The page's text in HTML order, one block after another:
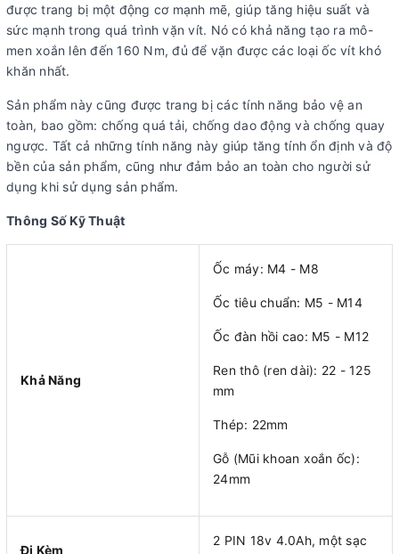
được trang bị một động cơ mạnh mẽ, giúp tăng hiệu suất và
sức mạnh trong quá trình vặn vít. Nó có khả năng tạo ra mô-
men xoắn lên đến 160 Nm, đủ để vặn được các loại ốc vít khó
khăn nhất.
Sản phẩm này cũng được trang bị các tính năng bảo vệ an
toàn, bao gồm: chống quá tải, chống dao động và chống quay
ngược. Tất cả những tính năng này giúp tăng tính ổn định và độ
bền của sản phẩm, cũng như đảm bảo an toàn cho người sử
dụng khi sử dụng sản phẩm.
Thông Số Kỹ Thuật
Khả Năng
Ốc máy: M4 - M8
Ốc tiêu chuẩn: M5 - M14
Ốc đàn hồi cao: M5 - M12
Ren thô (ren dài): 22 - 125
mm
Thép: 22mm
Gỗ (Mũi khoan xoắn ốc):
24mm
Đi Kèm
2 PIN 18v 4.0Ah, một sạc